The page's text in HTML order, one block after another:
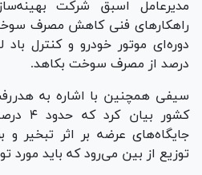
مدیرعامل اسبق شرکت
راهکار‌های فنی کاهش مصرف
درصد از مصرف سوخت بکاهد.
سیفی همچنین با اشاره به
کشور
جایگاه‌های عرضه بر اثر تبخیر
توزیع از بین می‌رود که باید مورد